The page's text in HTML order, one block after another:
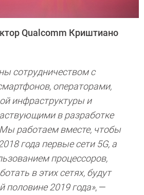
Qualcomm Криштиано
сотрудничеством с
операторами,
инфраструктуры и
в разработке
работаем вместе, чтобы
года первые сети 5G, а
процессоров,
в этих сетях, будут
2019 года», —